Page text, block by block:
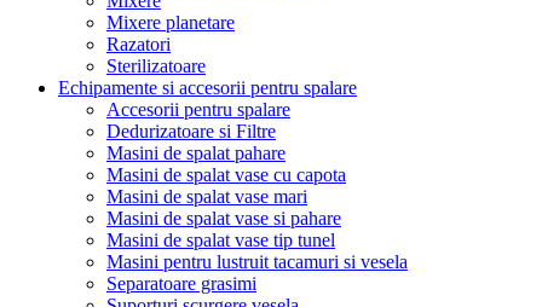
Mixere planetare
Razatori
Sterilizatoare
Echipamente si accesorii pentru spalare
Accesorii pentru spalare
Dedurizatoare si Filtre
Masini de spalat pahare
Masini de spalat vase cu capota
Masini de spalat vase mari
Masini de spalat vase si pahare
Masini de spalat vase tip tunel
Masini pentru lustruit tacamuri si vesela
Separatoare grasimi